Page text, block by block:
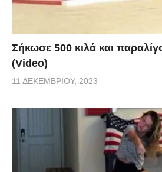
Σήκωσε 500 κιλά και
(Video)
11 ΔΕΚΕΜΒΡΊΟΥ, 2023